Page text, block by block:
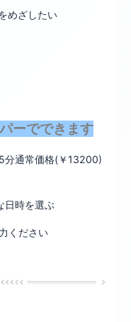
めざしたい
ーでできます
通常価格(￥13200)
時を選ぶ
ください